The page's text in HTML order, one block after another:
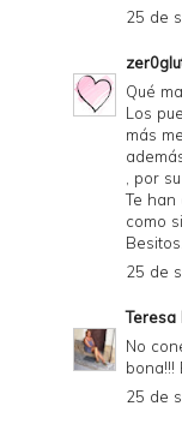
25 de
Qué
Los
más
, por
Te han
como
Besitos.
25 de
Teresa
No
bona!!!
25 de